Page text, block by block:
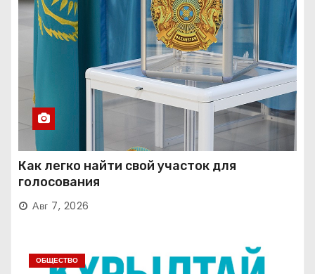
Как легко найти свой участок для
голосования
Авг 7, 2026
ОБЩЕСТВО